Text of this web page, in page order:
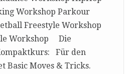
Workshop Parkour
Freestyle Workshop
Workshop Die
Für den
Basic Moves & Tricks.